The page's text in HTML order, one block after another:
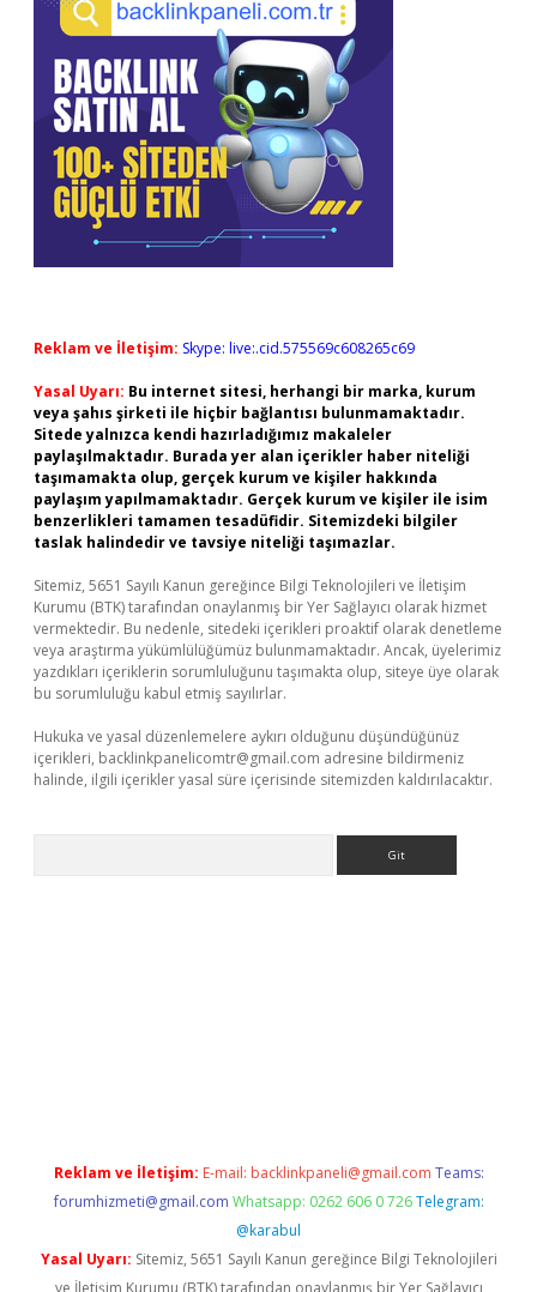
Reklam ve İletişim: Skype: live:.cid.575569c608265c69
Yasal Uyarı: Bu internet sitesi, herhangi bir marka, kurum
veya şahıs şirketi ile hiçbir bağlantısı bulunmamaktadır.
Sitede yalnızca kendi hazırladığımız makaleler
paylaşılmaktadır. Burada yer alan içerikler haber niteliği
taşımamakta olup, gerçek kurum ve kişiler hakkında
paylaşım yapılmamaktadır. Gerçek kurum ve kişiler ile isim
benzerlikleri tamamen tesadüfidir. Sitemizdeki bilgiler
taslak halindedir ve tavsiye niteliği taşımazlar.
Sitemiz, 5651 Sayılı Kanun gereğince Bilgi Teknolojileri ve İletişim
Kurumu (BTK) tarafından onaylanmış bir Yer Sağlayıcı olarak hizmet
vermektedir. Bu nedenle, sitedeki içerikleri proaktif olarak denetleme
veya araştırma yükümlülüğümüz bulunmamaktadır. Ancak, üyelerimiz
yazdıkları içeriklerin sorumluluğunu taşımakta olup, siteye üye olarak
bu sorumluluğu kabul etmiş sayılırlar.
Hukuka ve yasal düzenlemelere aykırı olduğunu düşündüğünüz
içerikleri, backlinkpanelicomtr@gmail.com adresine bildirmeniz
halinde, ilgili içerikler yasal süre içerisinde sitemizden kaldırılacaktır.
Reklam ve İletişim: E-mail: backlinkpaneli@gmail.com Teams:
forumhizmeti@gmail.com Whatsapp: 0262 606 0 726 Telegram:
@karabul
Yasal Uyarı: Sitemiz, 5651 Sayılı Kanun gereğince Bilgi Teknolojileri
ve İletişim Kurumu (BTK) tarafından onaylanmış bir Yer Sağlayıcı